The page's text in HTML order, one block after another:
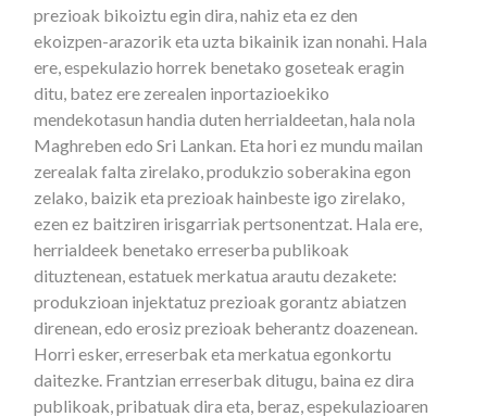
prezioak bikoiztu egin dira, nahiz eta ez den
ekoizpen-arazorik eta uzta bikainik izan nonahi. Hala
ere, espekulazio horrek benetako goseteak eragin
ditu, batez ere zerealen inportazioekiko
mendekotasun handia duten herrialdeetan, hala nola
Maghreben edo Sri Lankan. Eta hori ez mundu mailan
zerealak falta zirelako, produkzio soberakina egon
zelako, baizik eta prezioak hainbeste igo zirelako,
ezen ez baitziren irisgarriak pertsonentzat. Hala ere,
herrialdeek benetako erreserba publikoak
dituztenean, estatuek merkatua arautu dezakete:
produkzioan injektatuz prezioak gorantz abiatzen
direnean, edo erosiz prezioak beherantz doazenean.
Horri esker, erreserbak eta merkatua egonkortu
daitezke. Frantzian erreserbak ditugu, baina ez dira
publikoak, pribatuak dira eta, beraz, espekulazioaren